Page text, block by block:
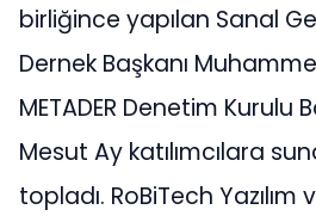
birliğince yapılan Sanal
Dernek Başkanı
METADER Denetim Kurulu
Mesut Ay katılımcılara
topladı. RoBiTech Yazılım